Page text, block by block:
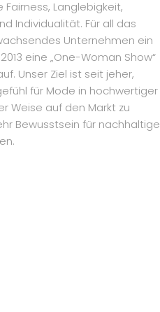
Langlebigkeit,
Individualität. Für all das
Unternehmen ein
eine „One-Woman Show“
Unser Ziel ist seit jeher,
für Mode in hochwertiger
Weise auf den Markt zu
Bewusstsein für nachhaltige